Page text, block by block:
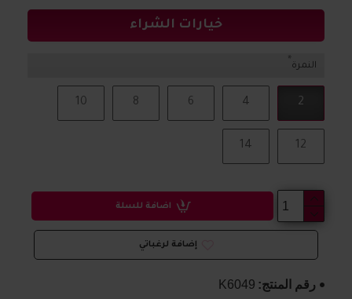
رقم المنتج: K6049
خيارات الشراء
النمرة
2
4
6
8
10
12
14
اضافة للسلة
إضافة لرغباتي